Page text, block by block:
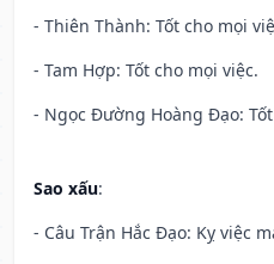
- Thiên Thành: Tốt cho mọi
- Tam Hợp: Tốt cho mọi việc.
- Ngọc Đường Hoàng Đạo:
Sao xấu:
- Câu Trận Hắc Đạo: Kỵ việc